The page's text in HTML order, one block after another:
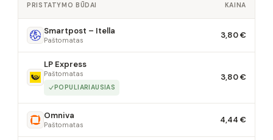
PRISTATYMO BŪDAI KAINA
Smartpost – Itella
Paštomatas 3,80 €
LP Express
Paštomatas
POPULIARIAUSIAS
3,80 €
Omniva
Paštomatas 4,44 €